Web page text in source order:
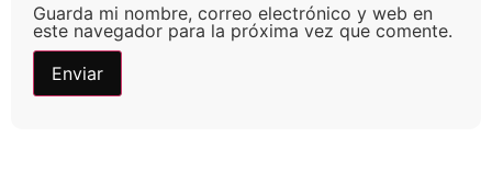
Guarda mi nombre, correo electrónico y web en
este navegador para la próxima vez que comente.